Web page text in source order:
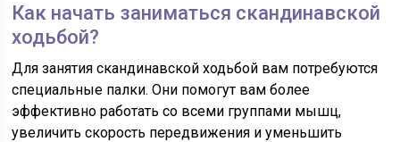
Как начать заниматься скандинавской
ходьбой?
Для занятия скандинавской ходьбой вам потребуются
специальные палки. Они помогут вам более
эффективно работать со всеми группами мышц,
увеличить скорость передвижения и уменьшить